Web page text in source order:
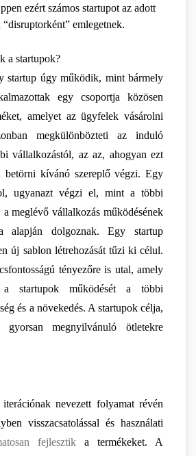
ezért számos startupot az adott
“disruptorként” emlegetnek.
a startupok?
startup úgy működik, mint bármely
egy csoportja közösen
amelyet az ügyfelek vásárolni
megkülönbözteti az induló
vállalkozástól, az az, ahogyan ezt
betörni kívánó szereplő végzi. Egy
ugyanazt végzi el, mint a többi
a meglévő vállalkozás működésének
alapján dolgoznak. Egy startup
új sablon létrehozását tűzi ki célul.
tényezőre is utal, amely
a startupok működését a többi
és a növekedés. A startupok célja,
megnyilvánuló ötletekre
nevezett folyamat révén
fejlesztik a termékeket. A